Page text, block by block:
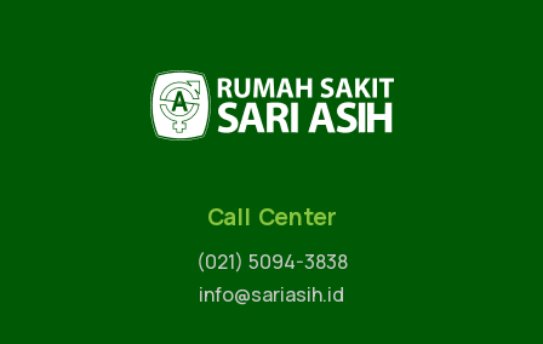
Call Center
(021) 5094-3838
info@sariasih.id